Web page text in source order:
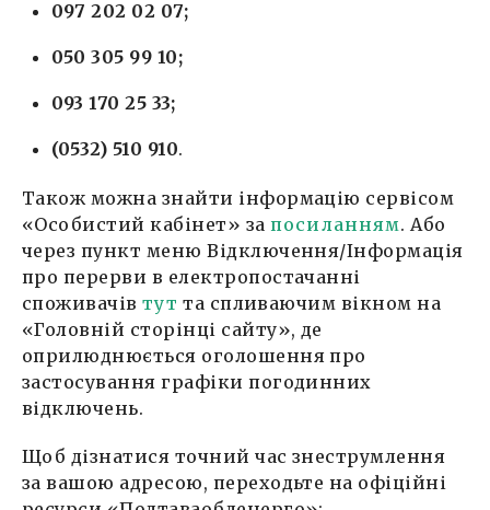
097 202 02 07;
050 305 99 10;
093 170 25 33;
(0532) 510 910.
Також можна знайти інформацію сервісом
«Особистий кабінет» запосиланням. Або
через пункт меню Відключення/Інформація
про перерви в електропостачанні
споживачівтут та спливаючим вікном на
«Головній сторінці сайту», де
оприлюднюється оголошення про
застосування графіки погодинних
відключень.
Щоб дізнатися точний час знеструмлення
за вашою адресою, переходьте на офіційні